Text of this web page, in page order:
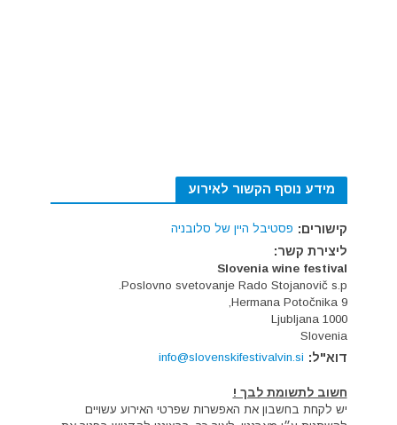
מידע נוסף הקשור לאירוע
קישורים: פסטיבל היין של סלובניה
ליצירת קשר:
Slovenia wine festival
Poslovno svetovanje Rado Stojanovič s.p.
Hermana Potočnika 9,
1000 Ljubljana
Slovenia
דוא"ל: info@slovenskifestivalvin.si
חשוב לתשומת לבך !
יש לקחת בחשבון את האפשרות שפרטי האירוע עשויים